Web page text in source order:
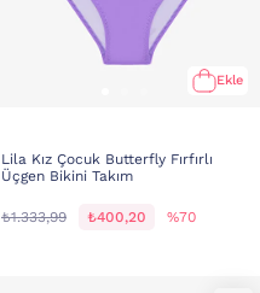
Ekle
Lila Kız Çocuk Butterfly Fırfırlı
Üçgen Bikini Takım
₺1.333,99 ₺400,20 %70